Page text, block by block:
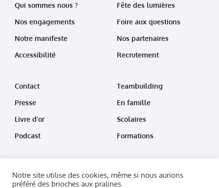
Qui sommes nous ?
Nos engagements
Notre manifeste
Accessibilité
Fête des lumières
Foire aux questions
Nos partenaires
Recrutement
Contact
Presse
Livre d’or
Podcast
Teambuilding
En famille
Scolaires
Formations
Notre site utilise des cookies, même si nous aurions
préféré des brioches aux pralines.